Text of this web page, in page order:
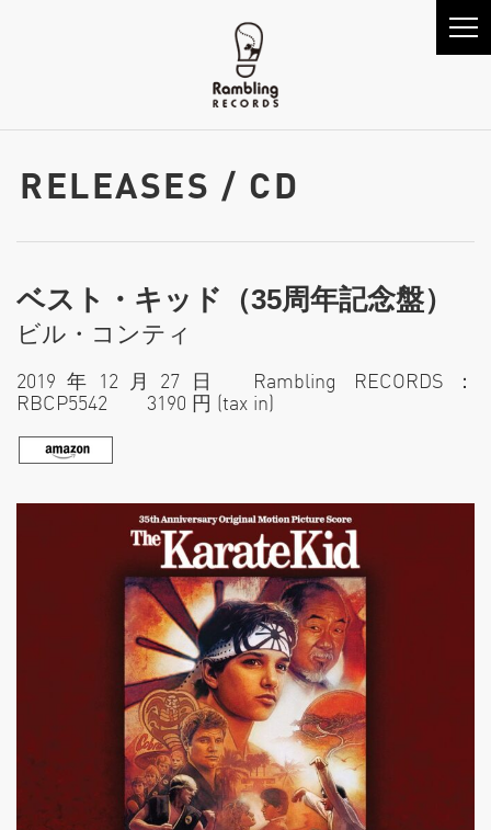
RELEASES / CD
ベスト・キッド（35周年記念盤）
ビル・コンティ
2019年12月27日 Rambling RECORDS：
RBCP5542 3190 円 (tax in)